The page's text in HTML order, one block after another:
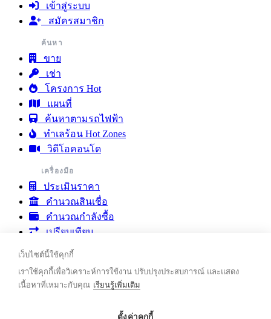
เข้าสู่ระบบ
สมัครสมาชิก
ค้นหา
ขาย
เช่า
โครงการ Hot
แผนที่
ค้นหาตามรถไฟฟ้า
ทำเลร้อน Hot Zones
วิดีโอคอนโด
เครื่องมือ
ประเมินราคา
คำนวณสินเชื่อ
คำนวณกำลังซื้อ
เปรียบเทียบ
รายงานตลาดคอนโด
ชุมชน & บทความ
ชุมชน
เว็บไซต์นี้ใช้คุกกี้
เราใช้คุกกี้เพื่อวิเคราะห์การใช้งาน ปรับปรุงประสบการณ์ และแสดง
เนื้อหาที่เหมาะกับคุณ เรียนรู้เพิ่มเติม
ตั้งค่าคุกกี้